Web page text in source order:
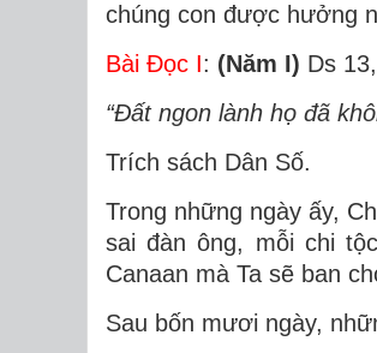
chúng con được hưởng
Bài Ðọc I: (Năm I) Ds
“Ðất ngon lành họ đã
Trích sách Dân Số.
Trong những ngày ấy,
sai đàn ông, mỗi chi
Canaan mà Ta sẽ ban
Sau bốn mươi ngày,